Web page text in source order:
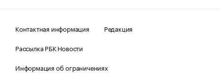
Контактная информация
Редакция
Рассылка РБК Новости
Информация об ограничениях